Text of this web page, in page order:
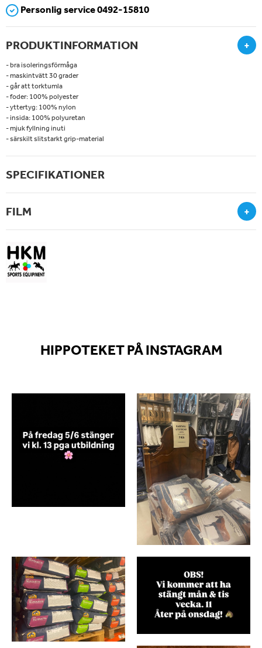
Personlig service 0492-15810
PRODUKTINFORMATION +
- bra isoleringsförmåga
- maskintvätt 30 grader
- går att torktumla
- foder: 100% polyester
- yttertyg: 100% nylon
- insida: 100% polyuretan
- mjuk fyllning inuti
- särskilt slitstarkt grip-material
SPECIFIKATIONER
FILM +
HIPPOTEKET PÅ INSTAGRAM